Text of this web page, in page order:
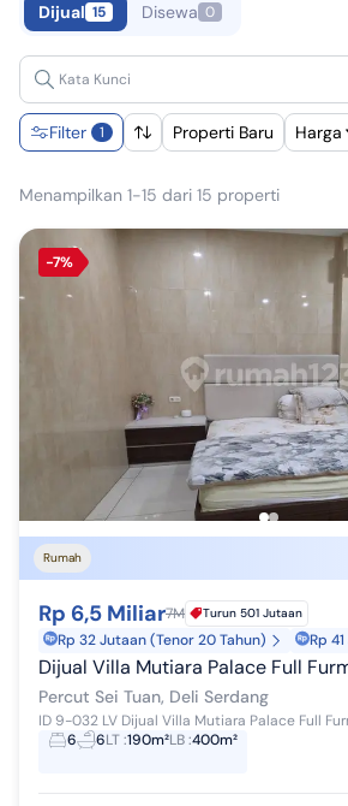
Dijual 15 Disewa 0
Filter 1 Properti Baru Harga
Menampilkan 1-15 dari 15 properti
-7%
Rumah
Rp 6,5 Miliar7M Turun 501 Jutaan
Rp 32 Jutaan (Tenor 20 Tahun) Rp
Dijual Villa Mutiara Palace Full
Percut Sei Tuan, Deli Serdang
6
6LT:190m²LB:400m²